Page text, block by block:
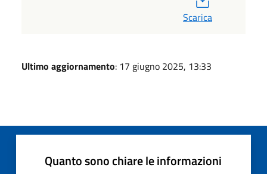
Scarica
Ultimo aggiornamento: 17 giugno 2025, 13:33
Quanto sono chiare le informazioni